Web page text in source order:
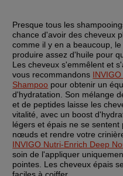
Presque tous les
chance d'avoir des cheveux
comme il y en a beaucoup,
produire assez d'huile pour
Les cheveux s'emmêlent et
vous recommandons
Shampoo pour obtenir un
d'hydratation. Son mélange
et de peptides laisse les
vitalité, avec un boost
légers et épais ne se
INVIGO Nutri-Enrich Deep
soin de l'appliquer
pointes. Les cheveux épais
faciles à coiffer.